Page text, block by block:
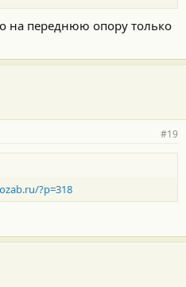
на переднюю опору только
#19
?p=318